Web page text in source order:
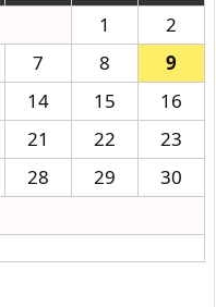
1
2
7 8
9
14 15
16
21 22
23
28 29
30